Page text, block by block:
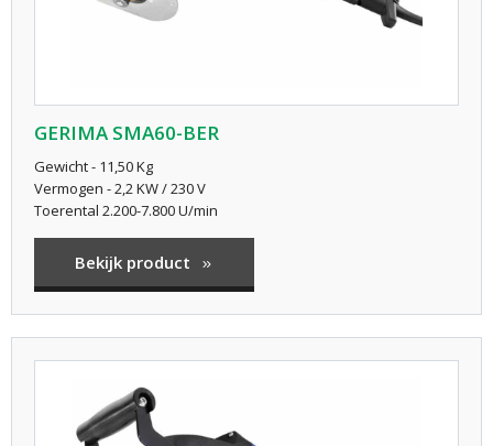
GERIMA SMA60-BER
Gewicht - 11,50 Kg
Vermogen - 2,2 KW / 230 V
Toerental 2.200-7.800 U/min
Bekijk product